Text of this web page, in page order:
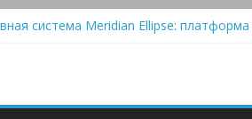
Automatic — традиционный
система Meridian Ellipse: